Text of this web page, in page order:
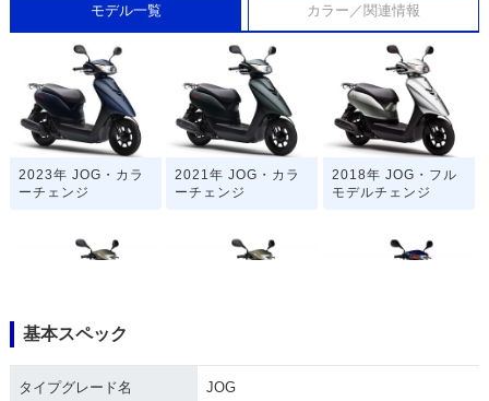
モデル一覧 カラー／関連情報
2023年 JOG・カラ
ーチェンジ
2021年 JOG・カラ
ーチェンジ
2018年 JOG・フル
モデルチェンジ
基本スペック
タイプグレード名 JOG